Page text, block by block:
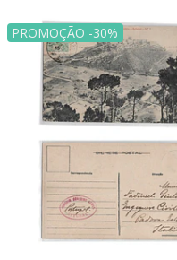
PROMOÇÃO -30%